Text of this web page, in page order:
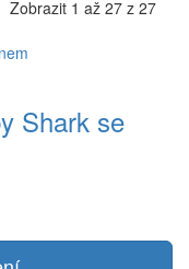
Zobrazit 1 až 27 z 27
Shark se